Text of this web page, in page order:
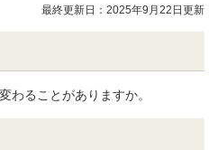
最終更新日：2025年9月22日更新
ることがありますか。